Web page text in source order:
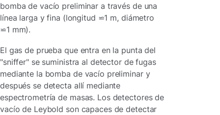
bomba de vacío preliminar a través de una
línea larga y fina (longitud ⋍1 m, diámetro
⋍1 mm).
El gas de prueba que entra en la punta del
"sniffer" se suministra al detector de fugas
mediante la bomba de vacío preliminar y
después se detecta allí mediante
espectrometría de masas. Los detectores de
vacío de Leybold son capaces de detectar